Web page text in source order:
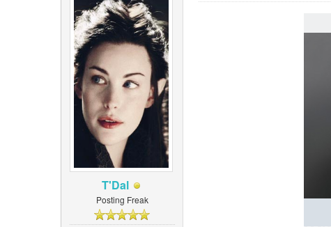
T'Dal
Posting Freak